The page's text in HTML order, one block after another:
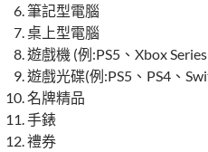
筆記型電腦
桌上型電腦
遊戲機 (例:PS5、Xbox
遊戲光碟(例:PS5、PS4、
名牌精品
手錶
禮券